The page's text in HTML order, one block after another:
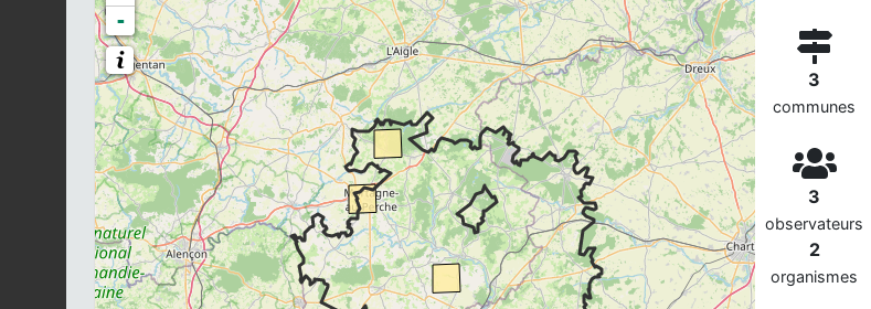
-
3
communes
3
observateurs
2
organismes